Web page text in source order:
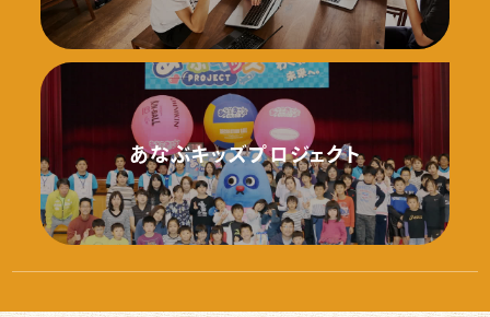
あなぶキッズプロジェクト